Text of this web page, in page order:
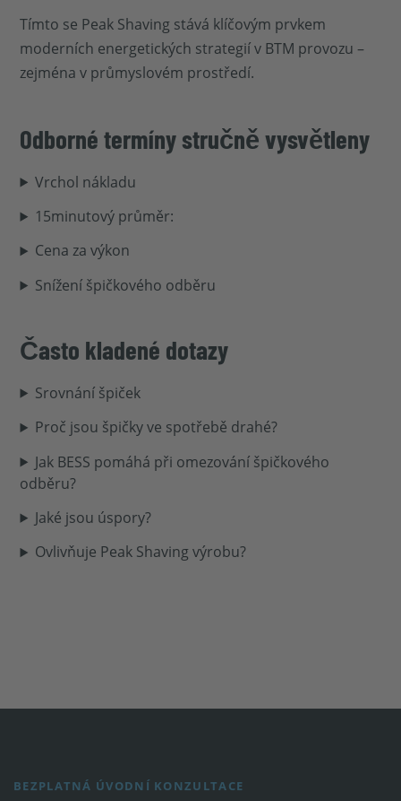
Tímto se Peak Shaving stává klíčovým prvkem
moderních energetických strategií v BTM provozu –
zejména v průmyslovém prostředí.
Odborné termíny stručně vysvětleny
Vrchol nákladu
15minutový průměr:
Cena za výkon
Snížení špičkového odběru
Často kladené dotazy
Srovnání špiček
Proč jsou špičky ve spotřebě drahé?
Jak BESS pomáhá při omezování špičkového
odběru?
Jaké jsou úspory?
Ovlivňuje Peak Shaving výrobu?
BEZPLATNÁ ÚVODNÍ KONZULTACE